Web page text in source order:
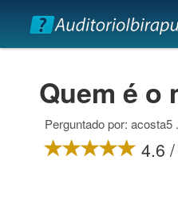
Quem é o
Perguntado por:
4.6